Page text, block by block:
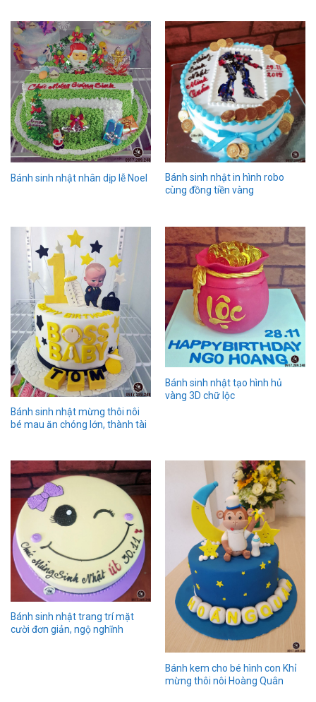
Bánh sinh nhật nhân dịp lễ Noel
Bánh sinh nhật in hình robo
cùng đồng tiền vàng
Bánh sinh nhật mừng thôi nôi
bé mau ăn chóng lớn, thành tài
Bánh sinh nhật tạo hình hủ
vàng 3D chữ lộc
Bánh sinh nhật trang trí mặt
cười đơn giản, ngộ nghĩnh
Bánh kem cho bé hình con Khỉ
mừng thôi nôi Hoàng Quân